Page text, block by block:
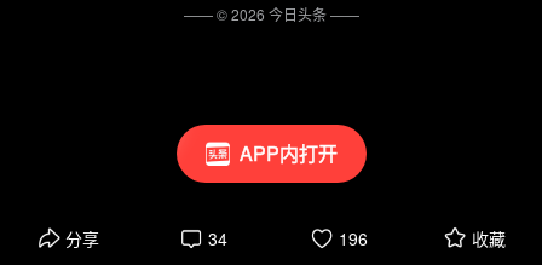
APP内打开
分享 34 196 收藏
—— ©2026 今日头条——